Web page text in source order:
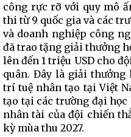
công rực rỡ với quy mô
thi từ 9 quốc gia và các
và doanh nghiệp công
đã trao tặng giải thưởng
lên đến 1 triệu USD cho
quân. Đây là giải
trí tuệ nhân tạo tại Việt
tạo tại các trường đại học
nhân tài của đội chiến
kỳ mùa thu 2027.